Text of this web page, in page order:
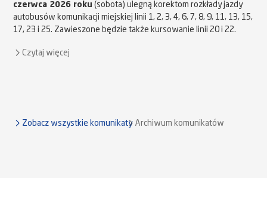
czerwca 2026 roku (sobota) ulegną korektom rozkłady jazdy
autobusów komunikacji miejskiej linii 1, 2, 3, 4, 6, 7, 8, 9, 11, 13, 15,
17, 23 i 25. Zawieszone będzie także kursowanie linii 20 i 22.
Czytaj więcej
Zobacz wszystkie komunikaty Archiwum komunikatów